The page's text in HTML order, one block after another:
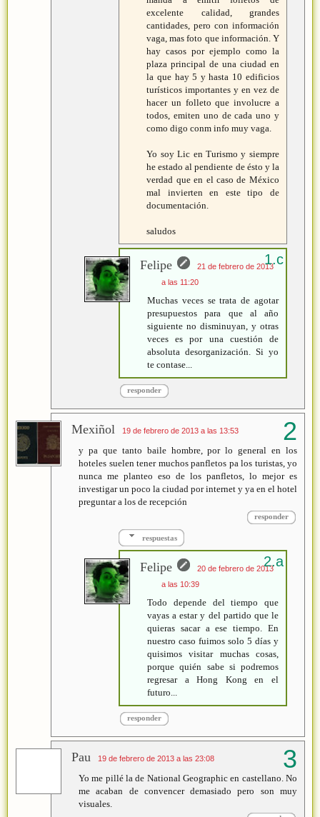
excelente calidad, grandes
cantidades, pero con información
vaga, mas foto que información. Y
hay casos por ejemplo como la
plaza principal de una ciudad en
la que hay 5 y hasta 10 edificios
turísticos importantes y en vez de
hacer un folleto que involucre a
todos, emiten uno de cada uno y
como digo conm info muy vaga.
Yo soy Lic en Turismo y siempre
he estado al pendiente de ésto y la
verdad que en el caso de México
mal invierten en este tipo de
documentación.
saludos
Felipe
21 de febrero de 2013
a las 11:20
Muchas veces se trata de agotar
presupuestos para que al año
siguiente no disminuyan, y otras
veces es por una cuestión de
absoluta desorganización. Si yo
te contase...
responder
Mexiñol 19 de febrero de 2013 a las 13:53
y pa que tanto baile hombre, por lo general en los
hoteles suelen tener muchos panfletos pa los turistas, yo
nunca me planteo eso de los panfletos, lo mejor es
investigar un poco la ciudad por internet y ya en el hotel
preguntar a los de recepción
responder
respuestas
Felipe
20 de febrero de 2013
a las 10:39
Todo depende del tiempo que
vayas a estar y del partido que le
quieras sacar a ese tiempo. En
nuestro caso fuimos solo 5 días y
quisimos visitar muchas cosas,
porque quién sabe si podremos
regresar a Hong Kong en el
futuro...
responder
Pau 19 de febrero de 2013 a las 23:08
Yo me pillé la de National Geographic en castellano. No
me acaban de convencer demasiado pero son muy
visuales.